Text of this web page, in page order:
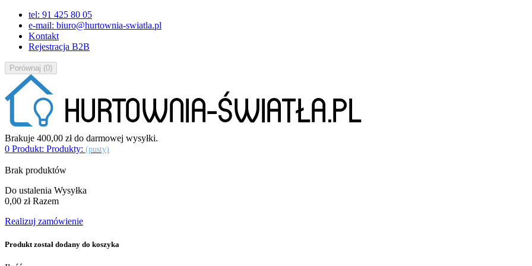
tel: 91 425 80 05
e-mail: biuro@hurtownia-swiatla.pl
Kontakt
Rejestracja B2B
Porównaj (0)
Brakuje 400,00 złdo darmowej wysyłki.
0 Produkt: Produkty: (pusty)
Brak produktów
Do ustalenia Wysyłka
0,00 zł Razem
Realizuj zamówienie
Produkt został dodany do koszyka